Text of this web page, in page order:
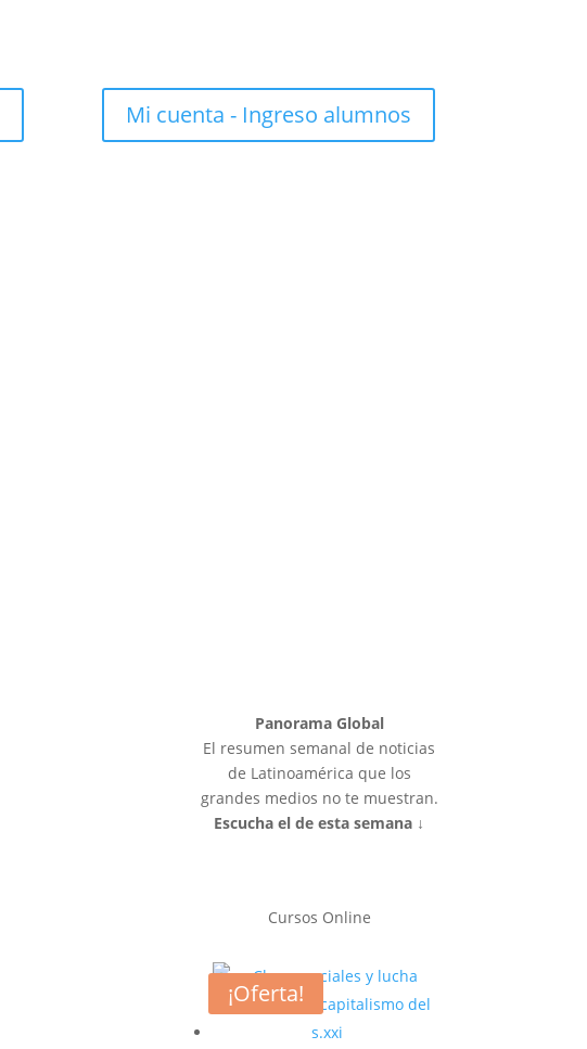
Mi cuenta - Ingreso alumnos
Panorama Global
El resumen semanal de noticias
de Latinoamérica que los
grandes medios no te muestran.
Escucha el de esta semana ↓
Cursos Online
¡Oferta!